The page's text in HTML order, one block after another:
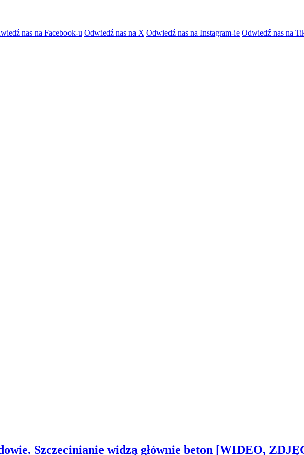
nas na Facebook-u Odwiedź nas na X Odwiedź nas na Instagram-ie Odwiedź nas na
Szczecinianie widzą głównie beton [WIDEO,